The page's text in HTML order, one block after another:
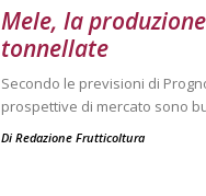
Mele, la
tonnellate
Secondo le previsioni di
prospettive di mercato sono
Di Redazione Frutticoltura